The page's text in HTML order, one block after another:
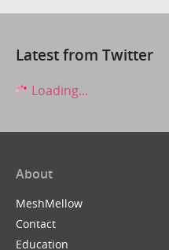
Latest from Twitter
Loading...
About
MeshMellow
Contact
Education